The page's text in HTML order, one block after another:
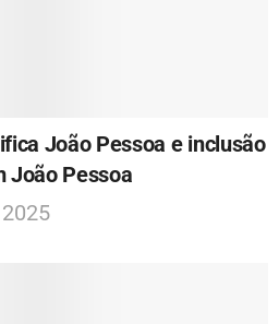
João Pessoa e inclusão
João Pessoa